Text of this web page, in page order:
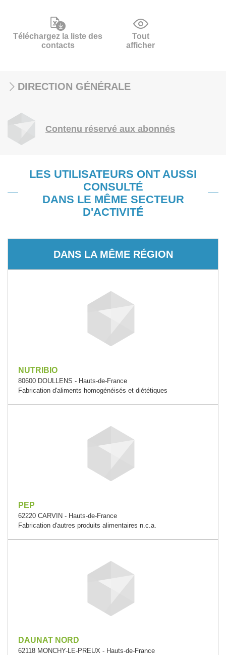
Téléchargez la liste des
contacts
Tout
afficher
DIRECTION GÉNÉRALE
Contenu réservé aux abonnés
LES UTILISATEURS ONT AUSSI
CONSULTÉ
DANS LE MÊME SECTEUR
D'ACTIVITÉ
DANS LA MÊME RÉGION
NUTRIBIO
80600 DOULLENS - Hauts-de-France
Fabrication d'aliments homogénéisés et diététiques
PEP
62220 CARVIN - Hauts-de-France
Fabrication d'autres produits alimentaires n.c.a.
DAUNAT NORD
62118 MONCHY-LE-PREUX - Hauts-de-France